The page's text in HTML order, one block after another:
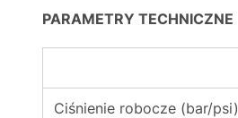
PARAMETRY TECHNICZNE
Ciśnienie robocze (bar/psi)